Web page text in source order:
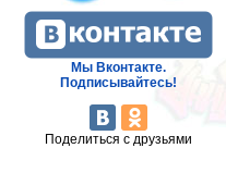
Мы Вконтакте.
Подписывайтесь!
Поделиться с друзьями